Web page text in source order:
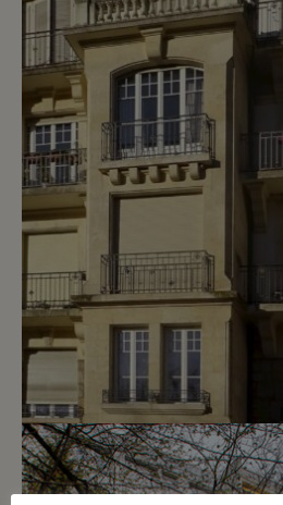
1
CHF 275.- / mois